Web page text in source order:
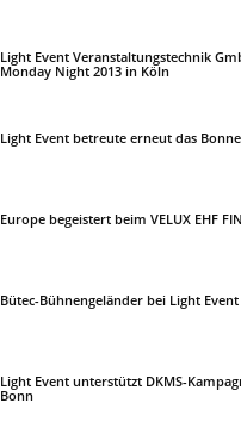
Light Event Veranstaltungstechnik
Monday Night 2013 in Köln
Light Event betreute erneut das
Europe begeistert beim VELUX EHF
Bütec-Bühnengeländer bei Light Event
Light Event unterstützt DKMS-
Bonn